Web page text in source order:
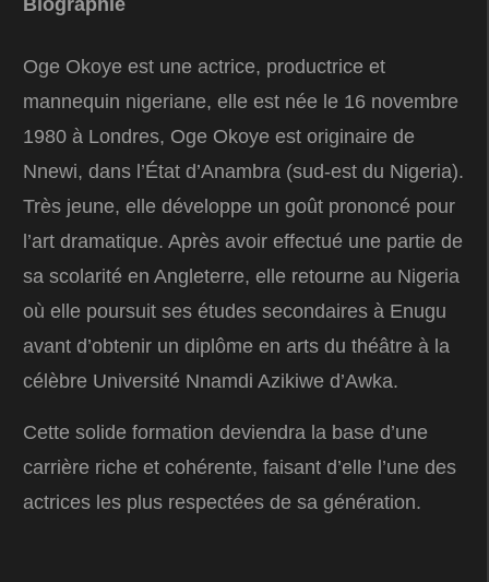
Biographie
Oge Okoye est une actrice, productrice et
mannequin nigeriane, elle est née le 16 novembre
1980 à Londres, Oge Okoye est originaire de
Nnewi, dans l’État d’Anambra (sud-est du Nigeria).
Très jeune, elle développe un goût prononcé pour
l’art dramatique. Après avoir effectué une partie de
sa scolarité en Angleterre, elle retourne au Nigeria
où elle poursuit ses études secondaires à Enugu
avant d’obtenir un diplôme en arts du théâtre à la
célèbre Université Nnamdi Azikiwe d’Awka.
Cette solide formation deviendra la base d’une
carrière riche et cohérente, faisant d’elle l’une des
actrices les plus respectées de sa génération.